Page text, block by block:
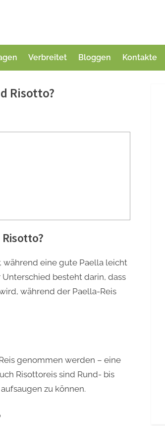
Verbreitet Bloggen Kontakte
Risotto?
während eine gute Paella leicht
besteht darin, dass
während der Paella-Reis
genommen werden – eine
Risottoreis sind Rund- bis
zu können.